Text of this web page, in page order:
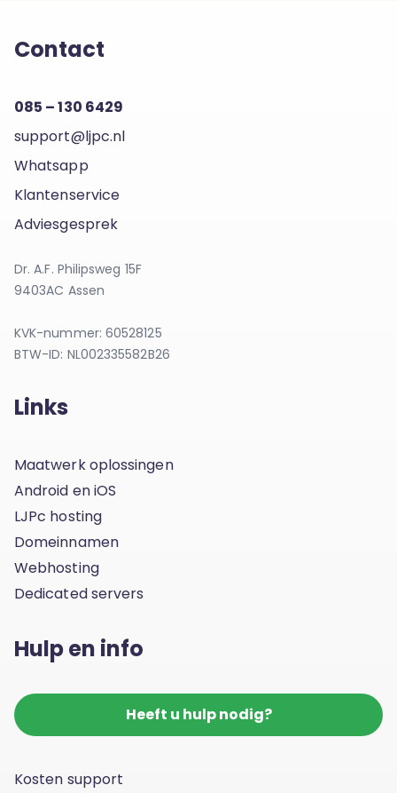
Contact
085 – 130 6429
support@ljpc.nl
Whatsapp
Klantenservice
Adviesgesprek
Dr. A.F. Philipsweg 15F
9403AC Assen
KVK-nummer: 60528125
BTW-ID: NL002335582B26
Links
Maatwerk oplossingen
Android en iOS
LJPc hosting
Domeinnamen
Webhosting
Dedicated servers
Hulp en info
Heeft u hulp nodig?
Kosten support